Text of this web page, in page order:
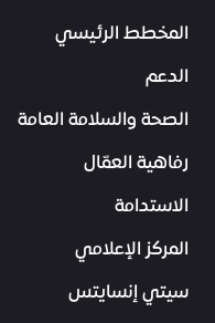
المخطط الرئيسي
الدعم
الصحة والسلامة العامة
رفاهية العمّال
الاستدامة
المركز الإعلامي
سيتي إنسايتس